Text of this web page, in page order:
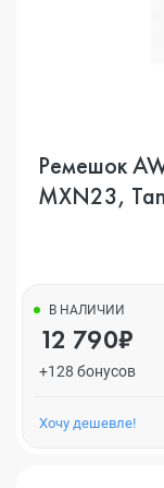
Ремешок
MXN23,
В НАЛИЧИИ
12 790₽
+128 бонусов
Хочу дешевле!